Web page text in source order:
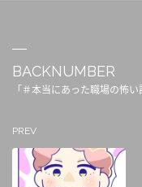
BACKNUMBER
「＃本当にあった職場の怖
PREV